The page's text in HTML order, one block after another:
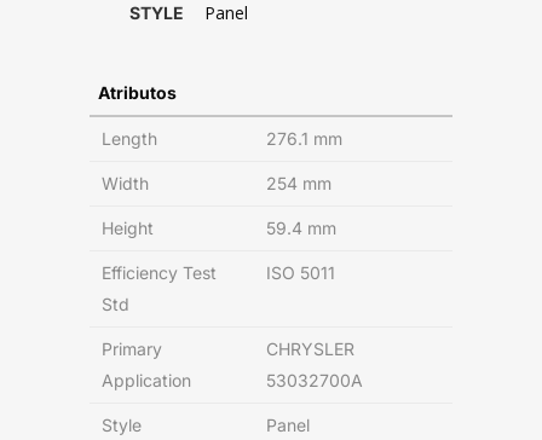
STYLE Panel
Atributos
Length 276.1 mm
Width 254 mm
Height 59.4 mm
Efficiency Test
Std
ISO 5011
Primary
Application
CHRYSLER
53032700A
Style Panel